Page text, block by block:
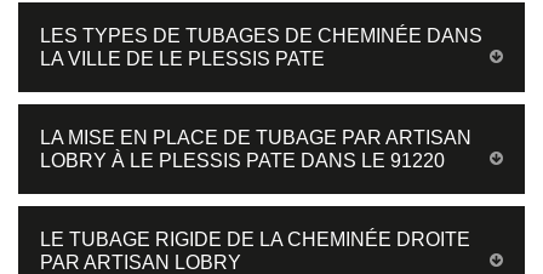
LES TYPES DE TUBAGES DE CHEMINÉE DANS
LA VILLE DE LE PLESSIS PATE
LA MISE EN PLACE DE TUBAGE PAR ARTISAN
LOBRY À LE PLESSIS PATE DANS LE 91220
LE TUBAGE RIGIDE DE LA CHEMINÉE DROITE
PAR ARTISAN LOBRY